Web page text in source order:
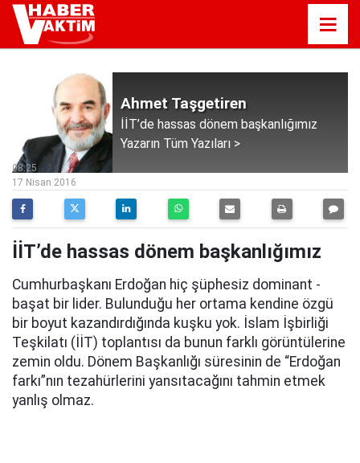
Ahmet Taşgetiren
İİT’de hassas dönem başkanlığımız
Yazarın Tüm Yazıları >
08:25
17 Nisan 2016
İİT’de hassas dönem başkanlığımız
Cumhurbaşkanı Erdoğan hiç şüphesiz dominant -
başat bir lider. Bulunduğu her ortama kendine özgü
bir boyut kazandırdığında kuşku yok. İslam İşbirliği
Teşkilatı (İİT) toplantısı da bunun farklı görüntülerine
zemin oldu. Dönem Başkanlığı süresinin de “Erdoğan
farkı”nın tezahürlerini yansıtacağını tahmin etmek
yanlış olmaz.